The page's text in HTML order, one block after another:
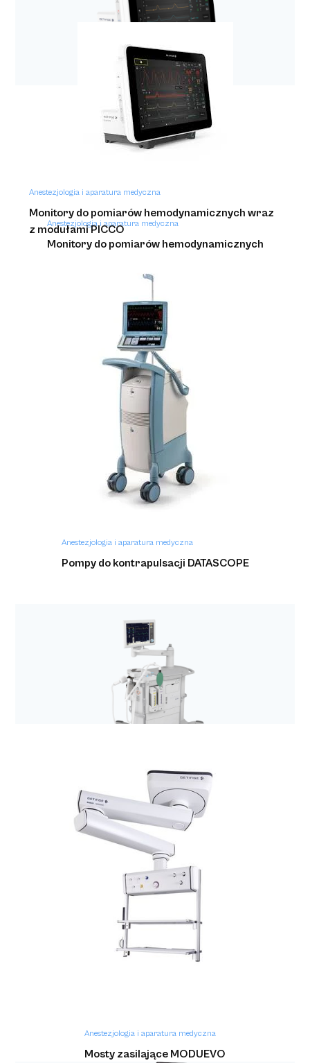
Respiratory z rodziny SERVO
Anestezjologia i aparatura medyczna
Monitory do pomiarów hemodynamicznych
Anestezjologia i aparatura medyczna
Monitory do pomiarów hemodynamicznych wraz
z modułami PICCO
Anestezjologia i aparatura medyczna
Pompy do kontrapulsacji DATASCOPE
Anestezjologia i aparatura medyczna
Aparaty do znieczuleń z rodziny Flow (Flow-C,
Anestezjologia i aparatura medyczna
Mosty zasilające MODUEVO